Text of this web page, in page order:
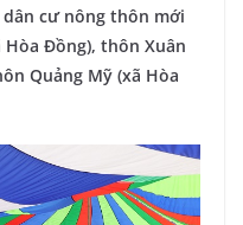
cư nông thôn mới
Đồng), thôn Xuân
Quảng Mỹ (xã Hòa